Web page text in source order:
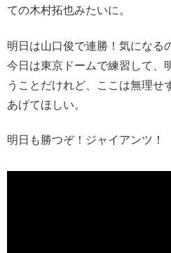
ての木村拓也みたいに。
明日は山口俊で連勝！気になる
今日は東京ドームで練習して、
うことだけれど、ここは無理せ
あげてほしい。
明日も勝つぞ！ジャイアンツ！